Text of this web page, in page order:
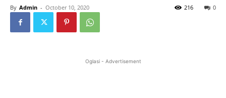
By Admin - October 10, 2020 0
216
Oglasi - Advertisement